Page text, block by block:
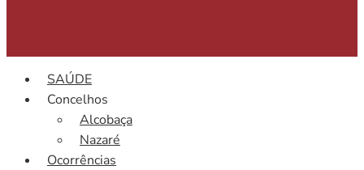
SAÚDE
Concelhos
Alcobaça
Nazaré
Ocorrências